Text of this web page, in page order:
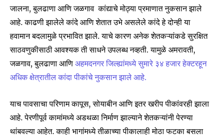
जालना, बुलढाणा आणि जळगाव कांद्याचे मोठ्या प्रमाणात नुकसान झाले
आहे. काढणी झालेले कांदे आणि शेतात उभे असलेले कांदे हे दोन्ही या
हवामान बदलामुळे प्रभावित झाले. याचे कारण अनेक शेतकऱ्यांकडे सुरक्षित
साठवणुकीसाठी आवश्यक ती साधने उपलब्ध नव्हती. यामुळे अमरावती,
जळगाव, बुलढाणा आणि अहमदनगर जिल्ह्यांमध्ये सुमारे ३४ हजार हेक्टरहून
अधिक क्षेत्रातील कांदा पीकांचे नुकसान झाले आहे.
याच पावसाचा परिणाम कापूस, सोयाबीन आणि इतर खरीप पीकांवरही झाला
आहे. पेरणीपूर्व कामांमध्ये अडथळा निर्माण झाल्याने शेतकऱ्यांनी पेरण्या
थांबवल्या आहेत. काही भागांमध्ये तीळाच्या पीकालाही मोठा फटका बसला